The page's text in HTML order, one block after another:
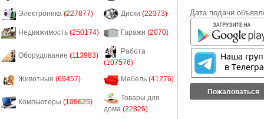
Электроника (227877) Диски (22373)
Недвижимость (250174) Гаражи (2070)
Оборудование (113983)
Работа
(107576)
Животные (69457) Мебель (41276)
Компьютеры (109625)
Товары для
дома (22826)
Дата подачи
Пожаловаться